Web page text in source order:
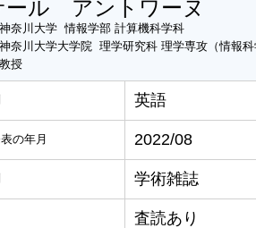
ール アントワーヌ
神奈川大学 情報学部 計算機科学科
神奈川大学大学院 理学研究科 理学専攻（情報
教授
英語
の年月 2022/08
学術雑誌
査読あり